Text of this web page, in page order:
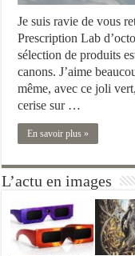
Je suis ravie de vous
Prescription Lab
sélection de produits
canons. J’aime
même, avec ce joli
cerise sur …
En savoir plus »
L’actu en images